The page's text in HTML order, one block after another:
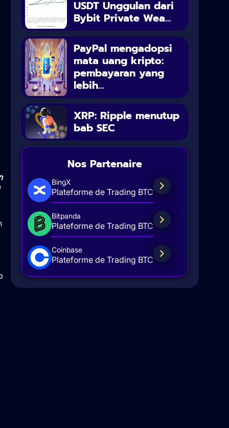
USDT Unggulan dari
Bybit Private Wea...
PayPal mengadopsi
mata uang kripto:
pembayaran yang
lebih...
XRP: Ripple menutup
bab SEC
Nos Partenaire
BingX
Plateforme de Trading BTC
Bitpanda
Plateforme de Trading BTC
Coinbase
Plateforme de Trading BTC